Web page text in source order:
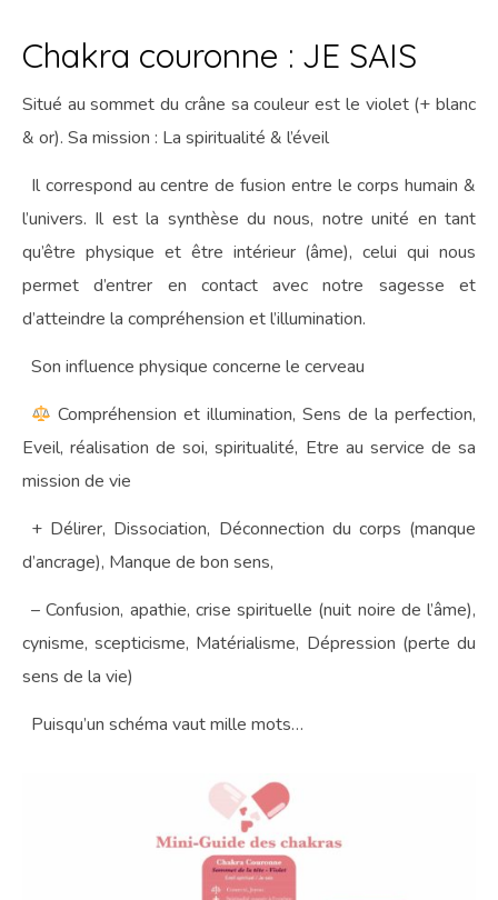
Chakra couronne : JE SAIS
Situé au sommet du crâne sa couleur est le violet (+ blanc
& or). Sa mission : La spiritualité & l’éveil
Il correspond au centre de fusion entre le corps humain &
l’univers. Il est la synthèse du nous, notre unité en tant
qu’être physique et être intérieur (âme), celui qui nous
permet d’entrer en contact avec notre sagesse et
d’atteindre la compréhension et l’illumination.
Son influence physique concerne le cerveau
Compréhension et illumination, Sens de la perfection,
Eveil, réalisation de soi, spiritualité, Etre au service de sa
mission de vie
+ Délirer, Dissociation, Déconnection du corps (manque
d’ancrage), Manque de bon sens,
– Confusion, apathie, crise spirituelle (nuit noire de l’âme),
cynisme, scepticisme, Matérialisme, Dépression (perte du
sens de la vie)
Puisqu’un schéma vaut mille mots…